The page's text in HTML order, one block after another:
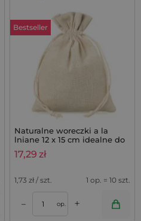
Bestseller
Naturalne woreczki a la
lniane 12 x 15 cm idealne do
zestawów lawendowych - 10
szt.
17,29 zł
1,73 zł / szt. 1 op. = 10 szt.
– op. +